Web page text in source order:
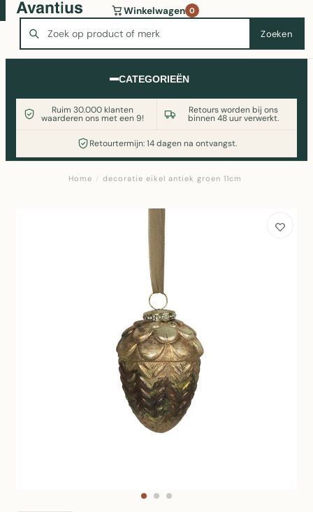
Zoeken
Winkelwagen 0
CATEGORIEËN
Ruim 30.000 klanten
waarderen ons met een 9!
Retours worden bij ons
binnen 48 uur verwerkt.
Retourtermijn: 14 dagen na ontvangst.
Wasmachine of koelkast nodig? Vergelijk alle prijzen op
Witgoedaanbod.nl
Home / decoratie eikel antiek groen 11cm